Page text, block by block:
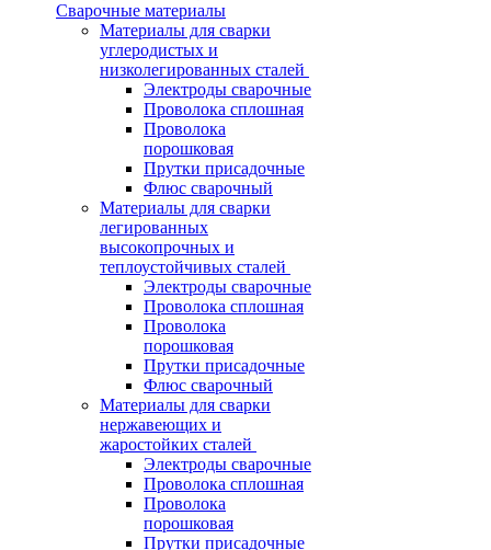
Сварочные материалы
Материалы для сварки
углеродистых и
низколегированных сталей
Электроды сварочные
Проволока сплошная
Проволока
порошковая
Прутки присадочные
Флюс сварочный
Материалы для сварки
легированных
высокопрочных и
теплоустойчивых сталей
Электроды сварочные
Проволока сплошная
Проволока
порошковая
Прутки присадочные
Флюс сварочный
Материалы для сварки
нержавеющих и
жаростойких сталей
Электроды сварочные
Проволока сплошная
Проволока
порошковая
Прутки присадочные